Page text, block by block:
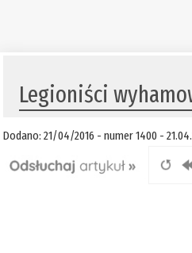
Legioniści
Dodano: 21/04/2016 - numer 1400 -